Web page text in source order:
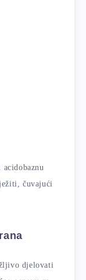
čuvajući
djelovati